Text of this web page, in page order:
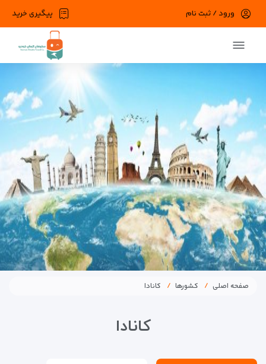
پیگیری خرید ورود / ثبت نام
صفحه اصلی کشورها کانادا
کانادا